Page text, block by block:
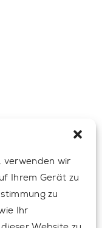
verwenden wir
Ihrem Gerät zu
zu
Ihr